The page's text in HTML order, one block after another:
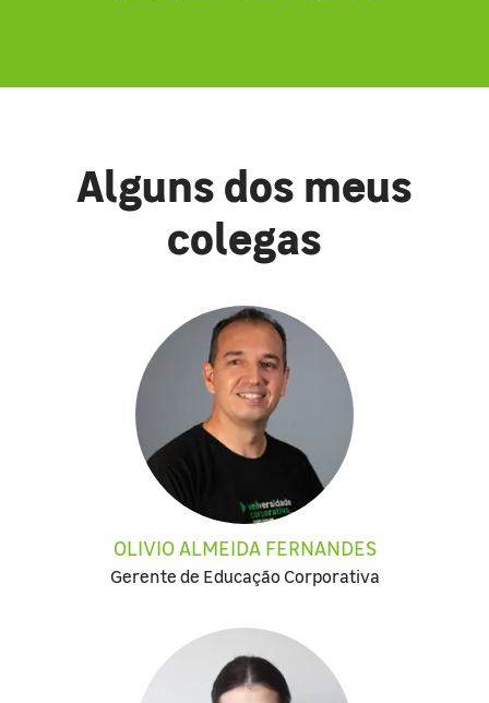
Alguns dos meus
colegas
OLIVIO ALMEIDA FERNANDES
Gerente de Educação Corporativa